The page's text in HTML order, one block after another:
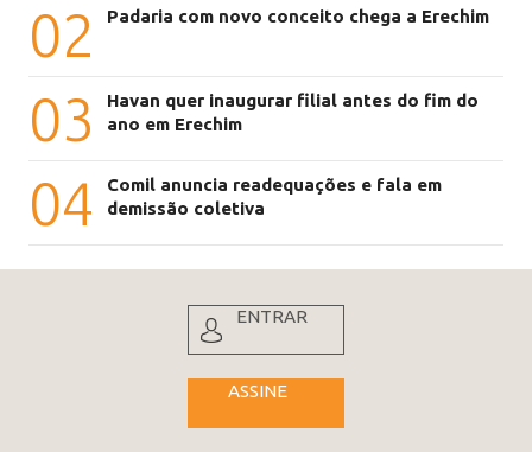
02 Padaria com novo conceito chega a Erechim
03
Havan quer inaugurar filial antes do fim do
ano em Erechim
04
Comil anuncia readequações e fala em
demissão coletiva
ENTRAR
ASSINE